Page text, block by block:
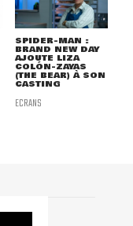
SPIDER-MAN :
BRAND NEW DAY
AJOUTE LIZA
COLÓN-ZAYAS
(THE BEAR) À SON
CASTING
ECRANS